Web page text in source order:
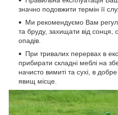
значно подовжити термін її
Ми рекомендуємо Вам
та бруду, захищати від сонця,
опадів.
При тривалих перервах в
прибирати складні меблі на
начисто вимиті та сухі, в
явищ місце.